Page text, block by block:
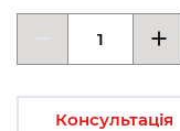
Консультація